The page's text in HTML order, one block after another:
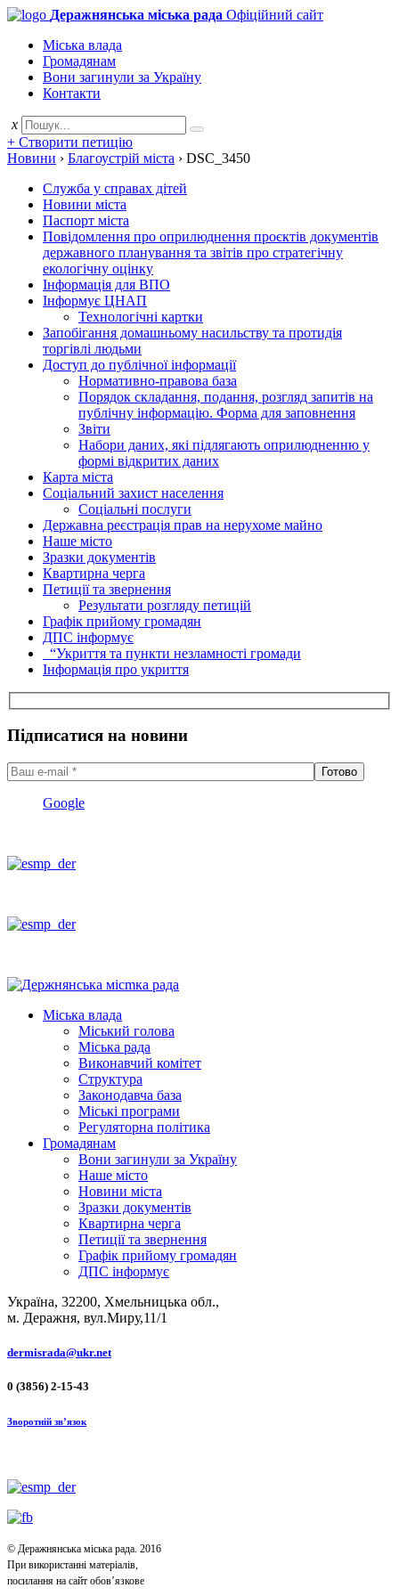
Деражнянська міська рада Офіційний сайт
Міська влада
Громадянам
Вони загинули за Україну
Контакти
x
+ Створити петицію
Новини › Благоустрій міста › DSC_3450
Служба у справах дітей
Новини міста
Паспорт міста
Повідомлення про оприлюднення проєктів документів
державного планування та звітів про стратегічну
екологічну оцінку
Інформація для ВПО
Інформує ЦНАП
Технологічні картки
Запобігання домашньому насильству та протидія
торгівлі людьми
Доступ до публічної інформації
Нормативно-правова база
Порядок складання, подання, розгляд запитів на
публічну інформацію. Форма для заповнення
Звіти
Набори даних, які підлягають оприлюдненню у
формі відкритих даних
Карта міста
Соціальний захист населення
Соціальні послуги
Державна реєстрація прав на нерухоме майно
Наше місто
Зразки документів
Квартирна черга
Петиції та звернення
Результати розгляду петицій
Графік прийому громадян
ДПС інформує
“Укриття та пункти незламності громади
Інформація про укриття
Підписатися на новини
Google
Міська влада
Міський голова
Міська рада
Виконавчий комітет
Структура
Законодавча база
Міські програми
Регуляторна політика
Громадянам
Вони загинули за Україну
Наше місто
Новини міста
Зразки документів
Квартирна черга
Петиції та звернення
Графік прийому громадян
ДПС інформує
Україна, 32200, Хмельницька обл.,
м. Деражня, вул.Миру,11/1
dermisrada@ukr.net
0 (3856) 2-15-43
Зворотній зв’язок
© Деражнянська міська рада. 2016
При використанні матеріалів,
посилання на сайт обов’язкове